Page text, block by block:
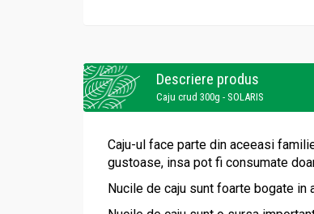
Descriere produs
Caju crud 300g - SOLARIS
Caju-ul face parte din aceeasi
gustoase, insa pot fi consumate
Nucile de caju sunt foarte bogate